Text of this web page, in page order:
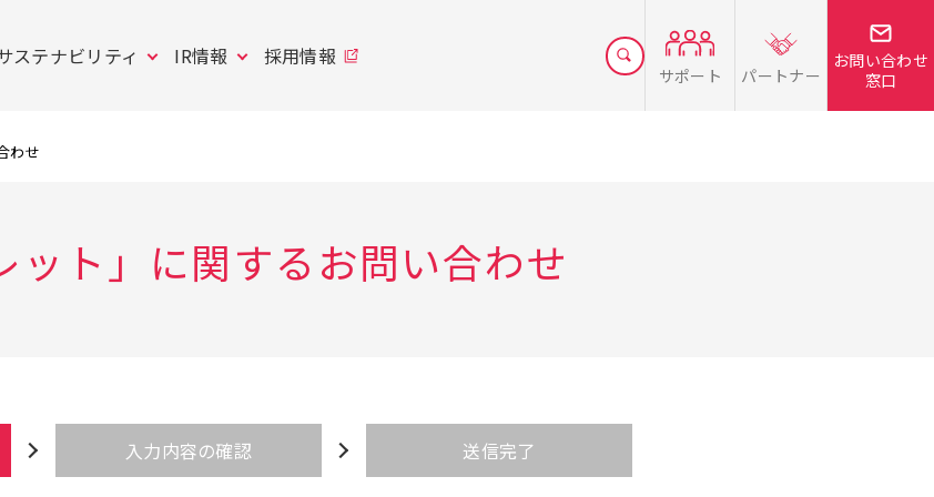
ステナビリティ IR情報 採用情報
サポート パートナー
お問い合わせ
窓口
わせ
ット」に関するお問い合わせ
入力内容の確認 送信完了